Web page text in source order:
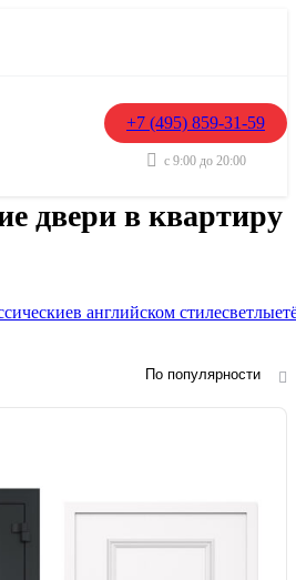
+7 (495) 859-31-59
с 9:00 до 20:00
двери в квартиру
в английском стилесветлые
По популярности